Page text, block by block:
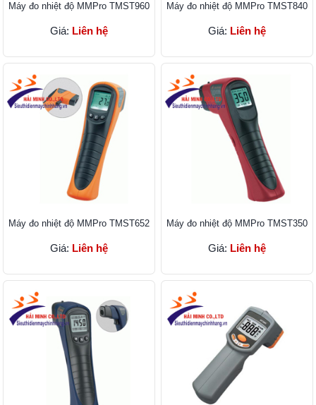
Máy đo nhiệt độ MMPro TMST960
Giá: Liên hệ
Máy đo nhiệt độ MMPro TMST840
Giá: Liên hệ
Máy đo nhiệt độ MMPro TMST652
Giá: Liên hệ
Máy đo nhiệt độ MMPro TMST350
Giá: Liên hệ